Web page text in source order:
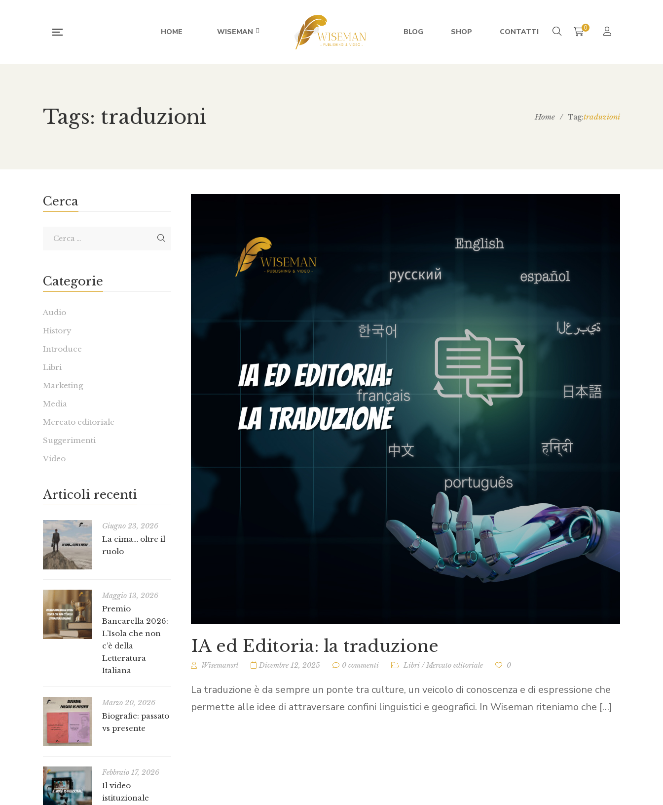
HOME WISEMAN BLOG SHOP CONTATTI 0
Tags: traduzioni Home / Tag:traduzioni
IA ed Editoria: la traduzione
Wisemansrl Dicembre 12, 2025 0 commenti Libri /Mercato editoriale 0
La traduzione è da sempre un ponte tra culture, un veicolo di conoscenza e di espressione che
permette alle idee di attraversare confini linguistici e geografici. In Wiseman riteniamo che […]
Cerca
Categorie
Audio
History
Introduce
Libri
Marketing
Media
Mercato editoriale
Suggerimenti
Video
Articoli recenti
Giugno 23, 2026
La cima… oltre il
ruolo
Maggio 13, 2026
Premio
Bancarella 2026:
L’Isola che non
c’è della
Letteratura
Italiana
Marzo 20, 2026
Biografie: passato
vs presente
Febbraio 17, 2026
Il video
istituzionale